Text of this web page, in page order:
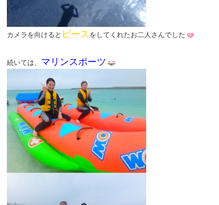
カメラを向けると ピース をしてくれたお二人さんでした
続いては、 マリンスポーツ